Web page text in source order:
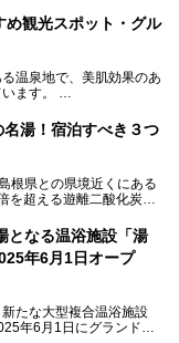
る「恩湯」をはじめ、温
せてご紹介します！
め観光スポット・グル
温泉地で、美肌効果のあ
ます。
の観光スポット、「そば
には「女将劇場」なんて
館もあり、観光を満喫で
わえる宿泊施設や日帰り
湯！宿泊すべき３つ
根県との県境近くにある
を超える遊離二酸化炭素
を存分に満喫するならば
その理由を詳細解説。温
酸泉の名湯を、存分にご
となる温浴施設「湯
年6月1日オープ
たな大型複合温浴施設
年6月1日にグランドオ